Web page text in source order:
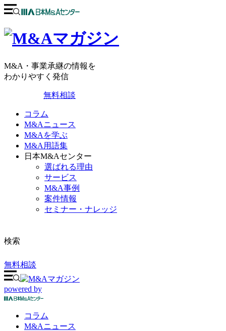
M&A・事業承継の情報を
わかりやすく発信
無料相談
コラム
M&Aニュース
M&Aを学ぶ
M&A用語集
日本M&Aセンター
選ばれる理由
サービス
M&A事例
案件情報
セミナー・ナレッジ
検索
無料相談
powered by
コラム
M&Aニュース